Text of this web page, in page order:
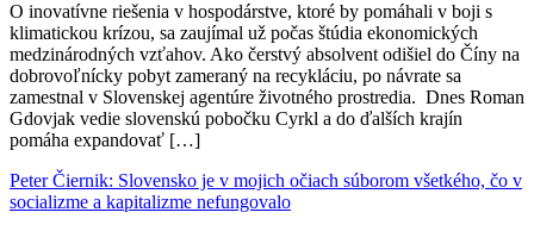
O inovatívne riešenia v hospodárstve, ktoré by pomáhali v boji s
klimatickou krízou, sa zaujímal už počas štúdia ekonomických
medzinárodných vzťahov. Ako čerstvý absolvent odišiel do Číny na
dobrovoľnícky pobyt zameraný na recykláciu, po návrate sa
zamestnal v Slovenskej agentúre životného prostredia. Dnes Roman
Gdovjak vedie slovenskú pobočku Cyrkl a do ďalších krajín
pomáha expandovať […]
Peter Čiernik: Slovensko je v mojich očiach súborom všetkého, čo v
socializme a kapitalizme nefungovalo